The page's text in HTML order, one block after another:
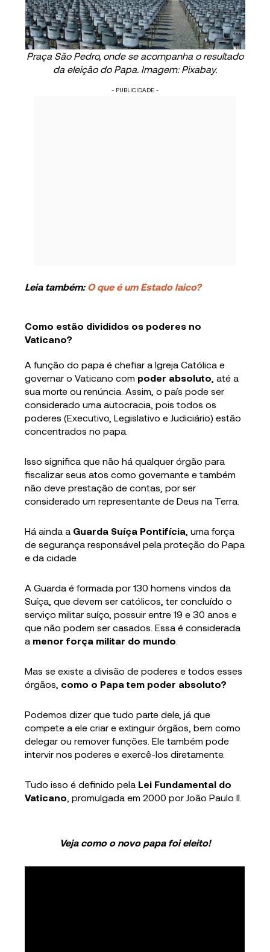
Praça São Pedro, onde se acompanha o resultado
da eleição do Papa. Imagem: Pixabay.
- PUBLICIDADE -
Leia também: O que é um Estado laico?
Como estão divididos os poderes no
Vaticano?
A função do papa é chefiar a Igreja Católica e
governar o Vaticano com poder absoluto , até a
sua morte ou renúncia. Assim, o país pode ser
considerado uma autocracia, pois todos os
poderes (Executivo, Legislativo e Judiciário) estão
concentrados no papa.
Isso significa que não há qualquer órgão para
fiscalizar seus atos como governante e também
não deve prestação de contas, por ser
considerado um representante de Deus na Terra.
Há ainda a Guarda Suíça Pontifícia , uma força
de segurança responsável pela proteção do Papa
e da cidade.
A Guarda é formada por 130 homens vindos da
Suíça, que devem ser católicos, ter concluído o
serviço militar suíço, possuir entre 19 e 30 anos e
que não podem ser casados. Essa é considerada
a menor força militar do mundo
Mas se existe a divisão de poderes e todos esses
órgãos, como o Papa tem poder absoluto?
Podemos dizer que tudo parte dele, já que
compete a ele criar e extinguir órgãos, bem como
delegar ou remover funções. Ele também pode
intervir nos poderes e exercê-los diretamente.
Tudo isso é definido pela Lei Fundamental do
Vaticano , promulgada em 2000 por João Paulo II.
Veja como o novo papa foi eleito!